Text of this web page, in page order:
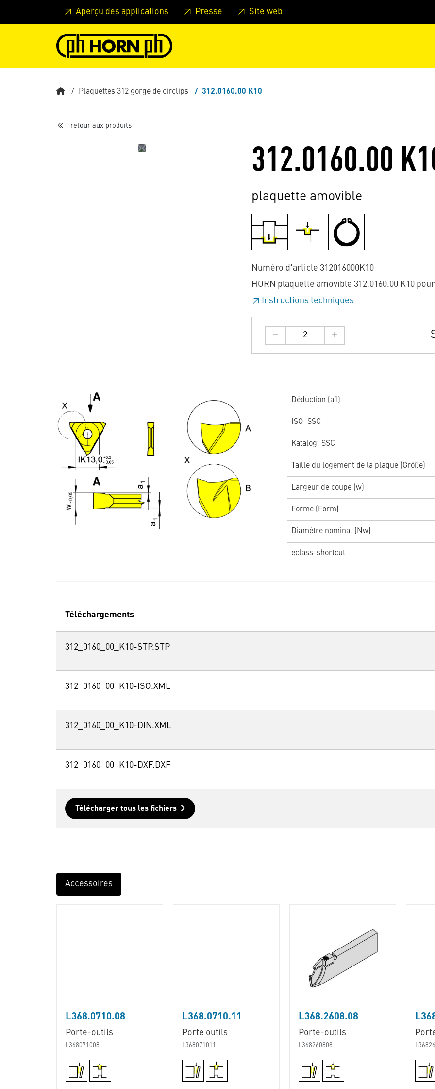
Skip to main content Passer à l'en-tête de la page Passer au pied de page
Aperçu des applications Presse Site web
Plaquettes 312 gorge de circlips 312.0160.00 K10
retour aux produits
312.0160.00
plaquette amovible
Numéro d'article 312016000K10
HORN plaquette amovible 312.0160.00 K10
Instructions techniques
Déduction (a1)
ISO_SSC
Katalog_SSC
Taille du logement de la plaque (Größe)
Largeur de coupe (w)
Forme (Form)
Diamètre nominal (Nw)
eclass-shortcut
Téléchargements
312_0160_00_K10-STP.STP
312_0160_00_K10-ISO.XML
312_0160_00_K10-DIN.XML
312_0160_00_K10-DXF.DXF
Télécharger tous les fichiers
Accessoires
L368.0710.08
Porte-outils
L368071008
L368.0710.11
Porte outils
L368071011
L368.2608.08
Porte-outils
L368260808